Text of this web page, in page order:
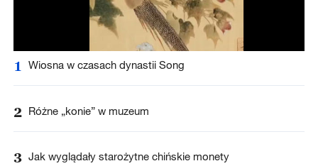
1 Wiosna w czasach dynastii Song
2 Różne „konie” w muzeum
3 Jak wyglądały starożytne chińskie monety